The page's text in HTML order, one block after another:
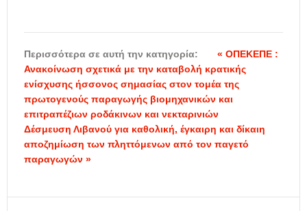
Περισσότερα σε αυτή την κατηγορία:
« ΟΠΕΚΕΠΕ :
Ανακοίνωση σχετικά με την καταβολή κρατικής
ενίσχυσης ήσσονος σημασίας στον τομέα της
πρωτογενούς παραγωγής βιομηχανικών και
επιτραπέζιων ροδάκινων και νεκταρινιών
Δέσμευση Λιβανού για καθολική, έγκαιρη και δίκαιη
αποζημίωση των πληττόμενων από τον παγετό
παραγωγών »